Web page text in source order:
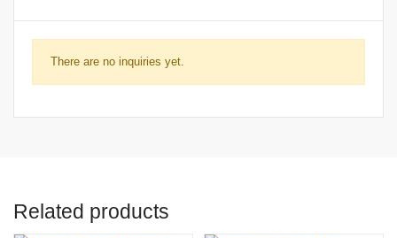
There are no inquiries yet.
Related products